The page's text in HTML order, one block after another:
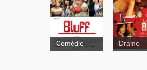
Comédie Drame